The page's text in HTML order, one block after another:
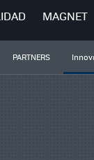
MAGNET
PARTNERS